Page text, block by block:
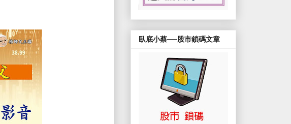
臥底小蔡──股市鎖碼文章